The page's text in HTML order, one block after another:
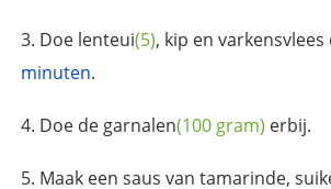
Doe lenteui(5), kip en
minuten.
Doe de garnalen(100 gram) erbij.
Maak een saus van tamarinde,